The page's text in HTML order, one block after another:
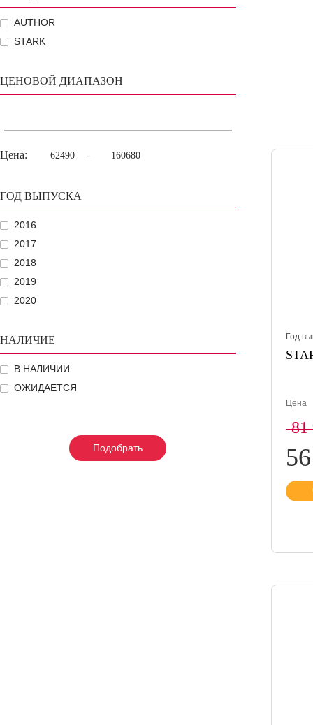
AUTHOR
STARK
ЦЕНОВОЙ ДИАПАЗОН
Цена: -
ГОД ВЫПУСКА
2016
2017
2018
2019
2020
НАЛИЧИЕ
В НАЛИЧИИ
ОЖИДАЕТСЯ
Подобрать
Подобрать
Подобрать
Год
Цена